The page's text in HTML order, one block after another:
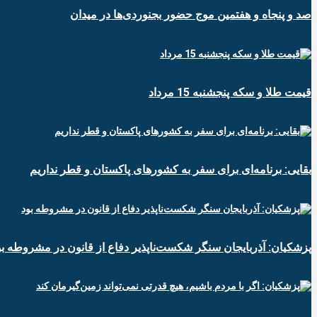
صد و پنجاه و هفتمین موج حضور بجنوردی‌ها در میدان
قیمت طلا و سکه پنجشنبه 15 مرداد
بقایی: برنامه‌ای برای سفر به کشورهای پاکستان و قطر نداریم
پزشکیان: آذربایجان سنگر شکست‌ناپذیر دفاع از قانون در مشروطه